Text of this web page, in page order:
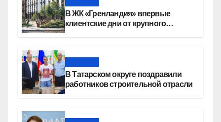
В ЖК «Гренландия» впервые
клиентские дни от крупного
В Татарском округе поздравили
работников строительной отрасли